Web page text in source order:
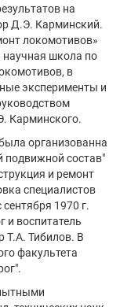
на
Д.Э. Карминский.
локомотивов»
школа по
в
эксперименты и
Карминского.
организованна
подвижной состав"
и ремонт
специалистов
1970 г.
и воспитатель
Т.А. Тибилов. В
факультета